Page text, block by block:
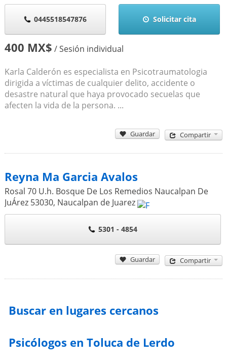
0445518547876 Solicitar cita
400 MX$ / Sesión individual
Karla Calderón es especialista en Psicotraumatologia
dirigida a víctimas de cualquier delito, accidente o
desastre natural que haya provocado secuelas que
afecten la vida de la persona. ...
Guardar Compartir
Reyna Ma Garcia Avalos
Rosal 70 U.h. Bosque De Los Remedios Naucalpan De
JuÁrez 53030, Naucalpan de Juarez
5301 - 4854
Guardar Compartir
Buscar en lugares cercanos
Psicólogos en Toluca de Lerdo